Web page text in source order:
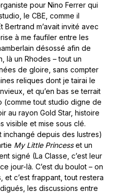
pour Nino Ferrer qui
le CBE, comme il
Bertrand m’avait invité avec
à me faufiler entre les
désossé afin de
là un Rhodes – tout un
de gloire, sans compter
reliques dont je tairai le
et qu’en bas se terrait
(comme tout studio digne de
au rayon Gold Star, histoire
visible et mise sous clé.
inchangé depuis des lustres)
My Little Princesset un
signé (La Classe, c’est leur
jour-là. C’est du boulot – on
et c’est frappant, tout restera
les discussions entre